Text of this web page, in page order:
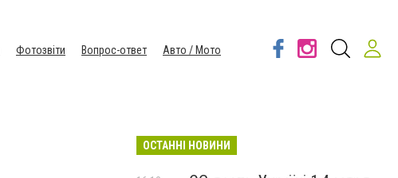
Фотозвіти Вопрос-ответ
Авто / Мото
ОСТАННІ НОВИНИ